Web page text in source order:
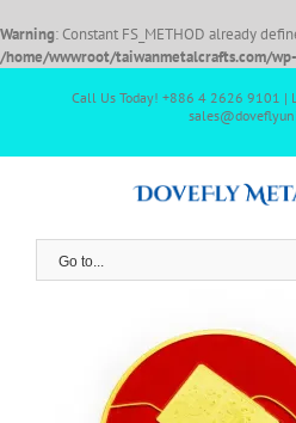
Warning: Constant FS_METHOD already
/home/wwwroot/taiwanmetalcrafts.com/
Call Us Today! +886 4 2626 9101 |
Go to...